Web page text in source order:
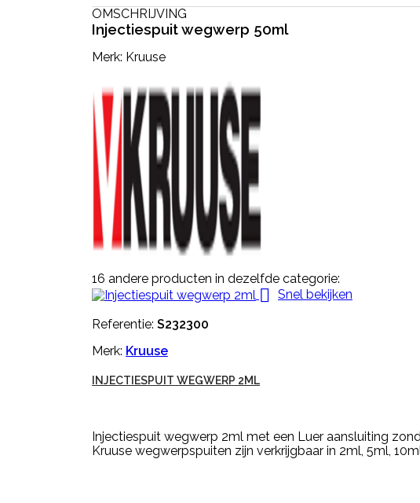
OMSCHRIJVING
Injectiespuit wegwerp 50ml
Merk: Kruuse
16 andere producten in dezelfde categorie:
 Snel bekijken
Referentie: S232300
Merk: Kruuse
INJECTIESPUIT WEGWERP 2ML
Injectiespuit wegwerp 2ml met een Luer aansluiting
Kruuse wegwerpspuiten zijn verkrijgbaar in 2ml, 5ml,